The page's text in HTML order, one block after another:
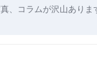
、コラムが沢山あり